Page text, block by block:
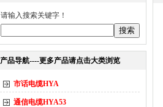
请输入搜索关键字！
产品导航----更多产品请点击大类浏览
市话电缆HYA
通信电缆HYA53